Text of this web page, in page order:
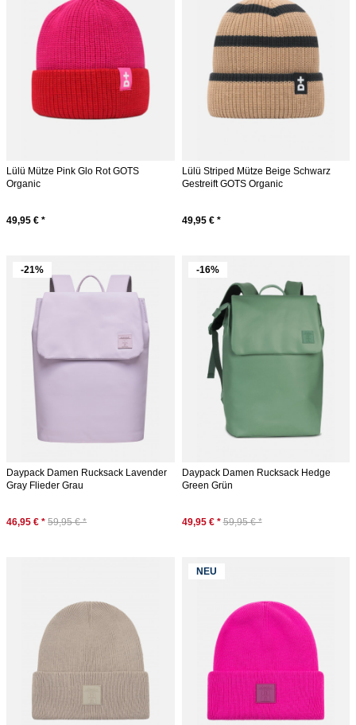
Lülü Mütze Pink Glo Rot GOTS
Organic
49,95 € *
Lülü Striped Mütze Beige Schwarz
Gestreift GOTS Organic
49,95 € *
-21%
Daypack Damen Rucksack Lavender
Gray Flieder Grau
46,95 € * 59,95 € *
-16%
Daypack Damen Rucksack Hedge
Green Grün
49,95 € * 59,95 € *
NEU